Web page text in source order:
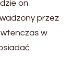
on
przez
w